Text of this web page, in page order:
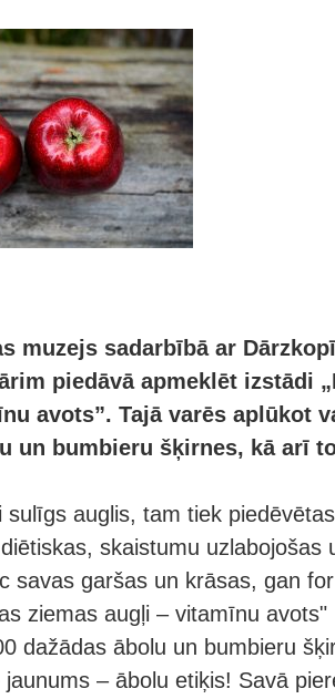
muzejs sadarbībā ar
piedāvā apmeklēt izstādi
avots”. Tajā varēs aplūkot
un bumbieru šķirnes, kā arī
sulīgs auglis, tam tiek
skaistumu uzlabojošas
savas garšas un krāsas, gan
ziemas augļi – vitamīnu avots"
dažādas ābolu un bumbieru
jaunums – ābolu etiķis! Savā